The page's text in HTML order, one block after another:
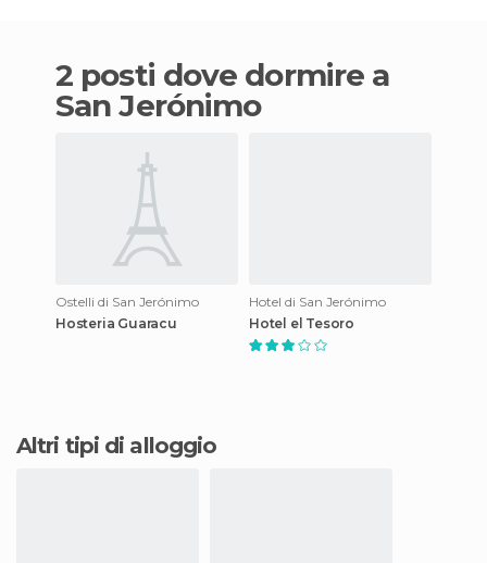
2 posti dove dormire a
San Jerónimo
Ostelli di San Jerónimo
Hosteria Guaracu
Hotel di San Jerónimo
Hotel el Tesoro
Altri tipi di alloggio